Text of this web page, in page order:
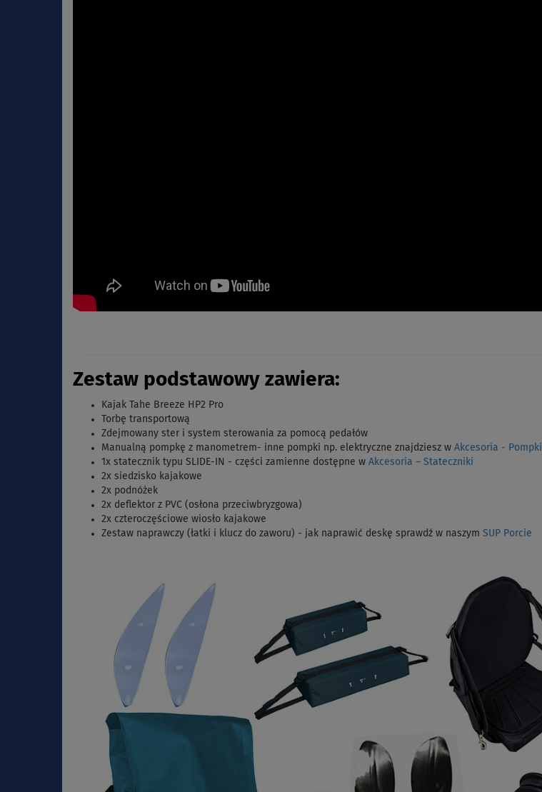
Zestaw podstawowy zawiera:
Kajak Tahe Breeze HP2 Pro
Torbę transportową
Zdejmowany ster i system sterowania za pomocą pedałów
Manualną pompkę z manometrem- inne pompki np. elektryczne znajdziesz w Akcesoria - Pompki
1x statecznik typu SLIDE-IN - części zamienne dostępne w Akcesoria – Stateczniki
2x siedzisko kajakowe
2x podnóżek
2x deflektor z PVC (osłona przeciwbryzgowa)
2x czteroczęściowe wiosło kajakowe
Zestaw naprawczy (łatki i klucz do zaworu) - jak naprawić deskę sprawdź w naszym SUP Porcie